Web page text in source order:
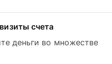
счета
деньги во множестве